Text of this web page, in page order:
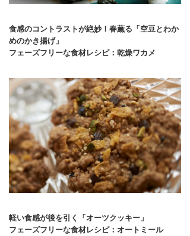
食感のコントラストが絶妙！春薫る「空豆とわか
めのかき揚げ」
フェーズフリーな食材レシピ：乾燥ワカメ
軽い食感が後を引く「オーツクッキー」
フェーズフリーな食材レシピ：オートミール